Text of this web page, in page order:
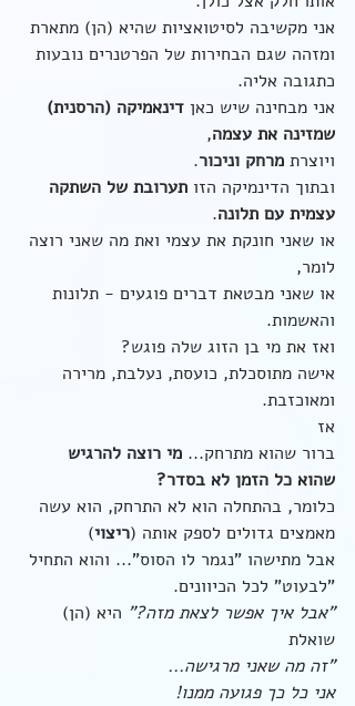
אני מקשיבה לסיטואציות שהיא (הן) מתארת
ומזהה שגם הבחירות של הפרטנרים נובעות
כתגובה אליה.
אני מבחינה שיש כאן דינאמיקה (הרסנית)
שמזינה את עצמה,
ויוצרת מרחק וניכור.
ובתוך הדינמיקה הזו תערובת של השתקה
עצמית עם תלונה.
או שאני חונקת את עצמי ואת מה שאני רוצה
לומר,
או שאני מבטאת דברים פוגעים - תלונות
והאשמות.
ואז את מי בן הזוג שלה פוגש?
אישה מתוסכלת, כועסת, נעלבת, מרירה
ומאוכזבת.
אז
ברור שהוא מתרחק... מי רוצה להרגיש
שהוא כל הזמן לא בסדר?
כלומר, בהתחלה הוא לא התרחק, הוא עשה
מאמצים גדולים לספק אותה (ריצוי)
אבל מתישהו "נגמר לו הסוס"... והוא התחיל
"לבעוט" לכל הכיוונים.
"אבל איך אפשר לצאת מזה?" היא (הן)
שואלת
"זה מה שאני מרגישה...
אני כל כך פגועה ממנו!